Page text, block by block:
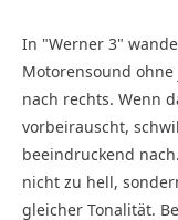
In "Werner 3"
Motorensound
nach rechts. Wenn
vorbeirauscht,
beeindruckend
nicht zu hell,
gleicher Tonalität.